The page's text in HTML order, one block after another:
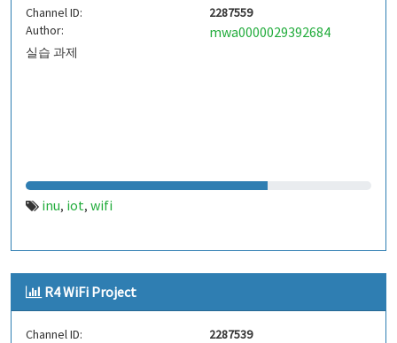
Channel ID:
2287559
Author:
mwa0000029392684
실습 과제
inu, iot, wifi
R4 WiFi Project
Channel ID:
2287539